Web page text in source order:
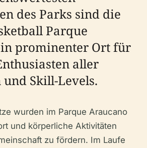
des Parks sind die
Parque
prominenter Ort für
aller
Skill-Levels.
wurden im Parque Araucano
und körperliche Aktivitäten
zu fördern. Im Laufe